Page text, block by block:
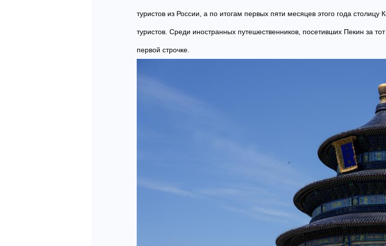
туристов из России, а по итогам первых пяти месяцев этого года столицу
туристов. Среди иностранных путешественников, посетивших Пекин за
первой строчке.